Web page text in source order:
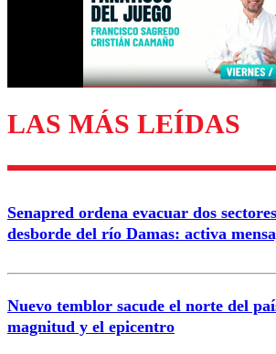
LAS MÁS LEÍDAS
Senapred ordena evacuar dos
desborde del río Damas: activa
Nuevo temblor sacude el norte del
magnitud y el epicentro